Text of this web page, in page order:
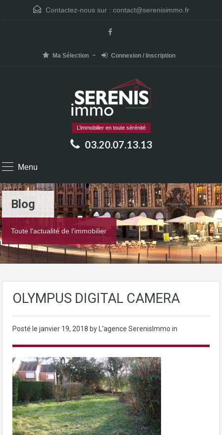
Contactez-nous sur : contact@serenisimmo.fr
Ma Sélection Connexion / Inscription
L’immobilier en toute sérénité
03.20.07.13.13
Menu
Blog
Toute l'actualité de l'immobilier
OLYMPUS DIGITAL CAMERA
Posté le janvier 19, 2018 by L'agence SerenisImmo in